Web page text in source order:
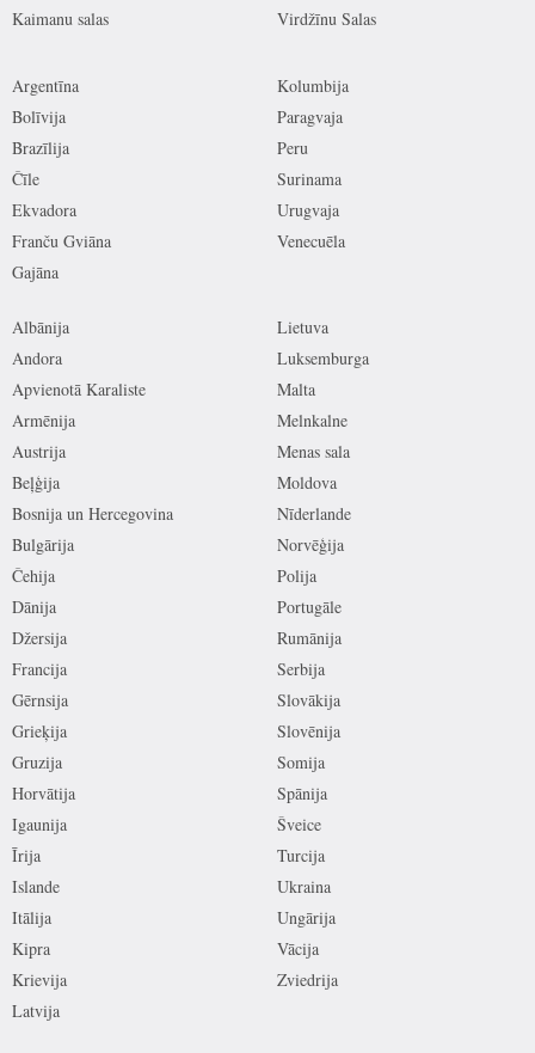
Kaimanu salas
Virdžīnu Salas
Argentīna
Bolīvija
Brazīlija
Čīle
Ekvadora
Franču Gviāna
Gajāna
Kolumbija
Paragvaja
Peru
Surinama
Urugvaja
Venecuēla
Albānija
Andora
Apvienotā Karaliste
Armēnija
Austrija
Beļģija
Bosnija un Hercegovina
Bulgārija
Čehija
Dānija
Džersija
Francija
Gērnsija
Grieķija
Gruzija
Horvātija
Igaunija
Īrija
Islande
Itālija
Kipra
Krievija
Latvija
Lietuva
Luksemburga
Malta
Melnkalne
Menas sala
Moldova
Nīderlande
Norvēģija
Polija
Portugāle
Rumānija
Serbija
Slovākija
Slovēnija
Somija
Spānija
Šveice
Turcija
Ukraina
Ungārija
Vācija
Zviedrija